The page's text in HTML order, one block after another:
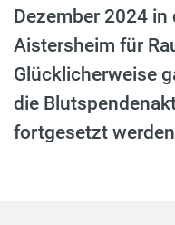
Dezember 2024
Aistersheim für
Glücklicherweise
die
fortgesetzt